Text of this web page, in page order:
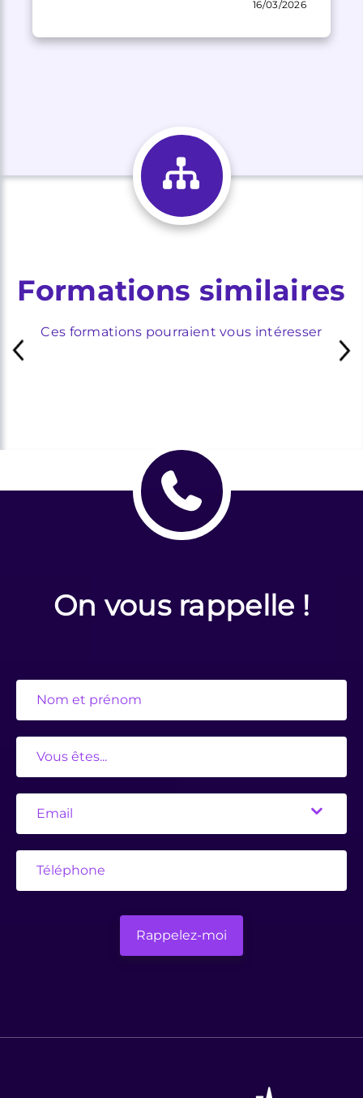
16/03/2026
Formations similaires
Ces formations pourraient vous intéresser
On vous rappelle !